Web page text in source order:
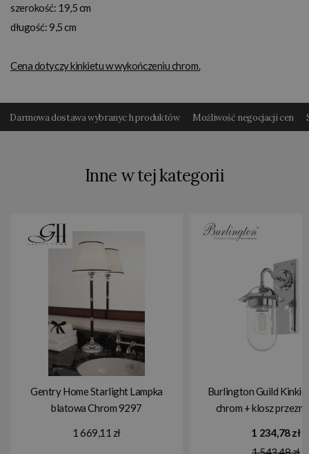
szerokość: 19,5 cm
długość: 9,5 cm
Cena dotyczy kinkietu w wykończeniu chrom.
Darmowa dostawa wybranyc h produktów Możliwość negocjacji cen
Inne w tej kategorii
Gentry Home Starlight Lampka
blatowa Chrom 9297
1 669,11 zł
Burlington Guild
chrom + klosz
1 234,78 zł